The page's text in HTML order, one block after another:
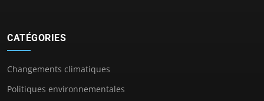
CATÉGORIES
Changements climatiques
Politiques environnementales